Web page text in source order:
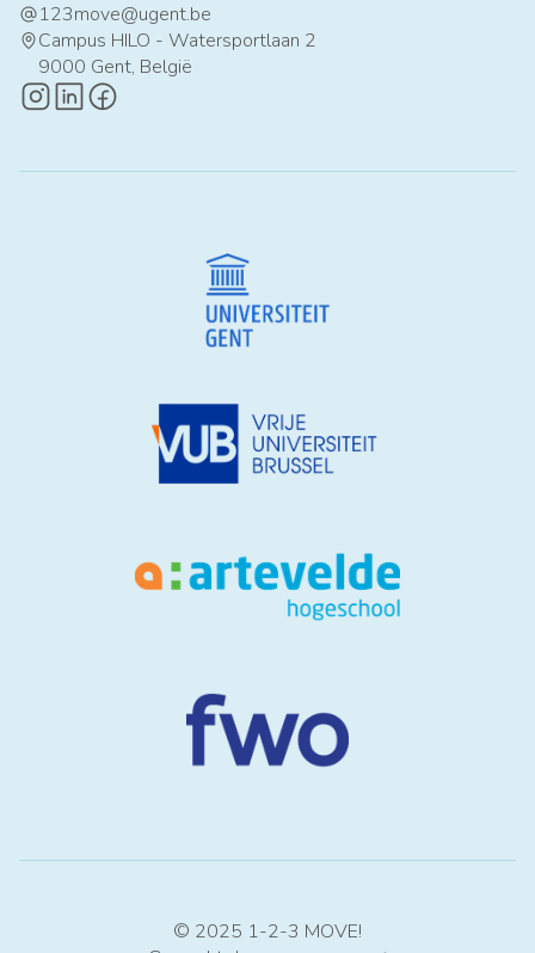
at123move@ugent.be
map-pinCampus HILO - Watersportlaan 2
9000 Gent, België
instagram-logo linkedin-logo facebook-logo
© 2025 1-2-3 MOVE!